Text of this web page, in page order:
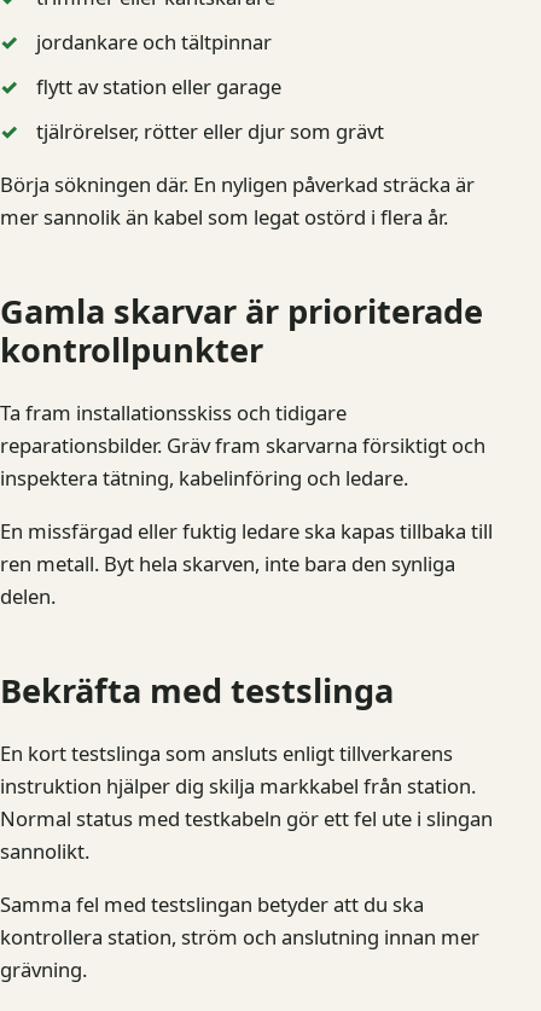
jordankare och tältpinnar
flytt av station eller garage
tjälrörelser, rötter eller djur som grävt
Börja sökningen där. En nyligen påverkad sträcka är
mer sannolik än kabel som legat ostörd i flera år.
Gamla skarvar är prioriterade
kontrollpunkter
Ta fram installationsskiss och tidigare
reparationsbilder. Gräv fram skarvarna försiktigt och
inspektera tätning, kabelinföring och ledare.
En missfärgad eller fuktig ledare ska kapas tillbaka till
ren metall. Byt hela skarven, inte bara den synliga
delen.
Bekräfta med testslinga
En kort testslinga som ansluts enligt tillverkarens
instruktion hjälper dig skilja markkabel från station.
Normal status med testkabeln gör ett fel ute i slingan
sannolikt.
Samma fel med testslingan betyder att du ska
kontrollera station, ström och anslutning innan mer
grävning.